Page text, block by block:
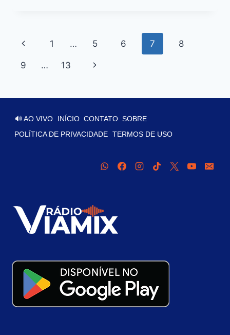
1 … 5 6 7 8
9 … 13
🔊 AO VIVO INÍCIO CONTATO SOBRE
POLÍTICA DE PRIVACIDADE TERMOS DE USO